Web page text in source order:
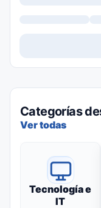
Categorías
Ver todas
Tecnología e
IT